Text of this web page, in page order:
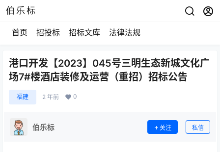
伯乐标
首页 招投标 招标文库 法律法规
港口开发【2023】045号三明生态新城文化广
场7#楼酒店装修及运营（重招）招标公告
福建 2 年前 0
伯乐标 关注 私信